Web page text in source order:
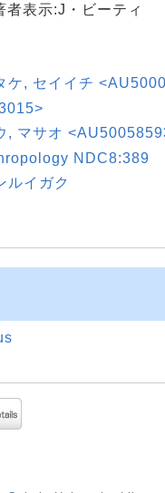
表示:J・ビーティ
ケ, セイイチ
, マサオ
NDC8:389
ルイガク